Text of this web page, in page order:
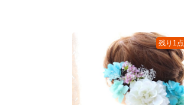
残り1点